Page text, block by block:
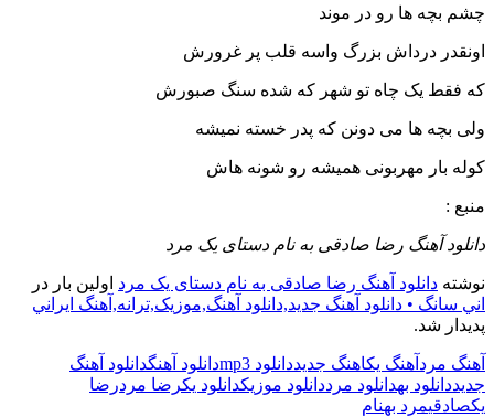
چشم بچه ها رو در موند
اونقدر درداش بزرگ واسه قلب پر غرورش
که فقط یک چاه تو شهر که شده سنگ صبورش
ولی بچه ها می دونن که پدر خسته نمیشه
کوله بار مهربونی همیشه رو شونه هاش
منبع :
دانلود آهنگ رضا صادقی به نام دستای یک مرد
نوشته دانلود آهنگ رضا صادقی به نام دستای یک مرد اولین بار در
اني سانگ • دانلود آهنگ جديد,دانلود آهنگ,موزيک,ترانه,آهنگ ايراني
پدیدار شد.
آهنگ مرد آهنگ یکاهنگ جدیددانلود mp3 دانلود آهنگدانلود آهنگ
جدیددانلود بهدانلود مرددانلود موزیکدانلود یکرضا مردرضا
یکصادقیمرد بهنام